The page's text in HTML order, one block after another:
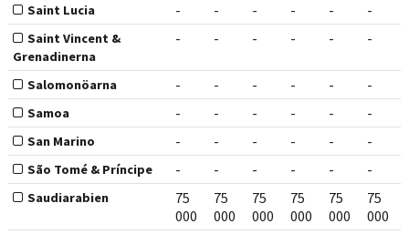
Saint Lucia - - - - - -
Saint Vincent &
Grenadinerna
- - - - - -
Salomonöarna - - - - - -
Samoa - - - - - -
San Marino - - - - - -
São Tomé & Príncipe - - - - - -
Saudiarabien
75
000
75
000
75
000
75
000
75
000
75
000